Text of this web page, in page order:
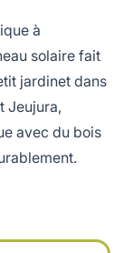
à
solaire fait
jardinet dans
Jeujura,
avec du bois